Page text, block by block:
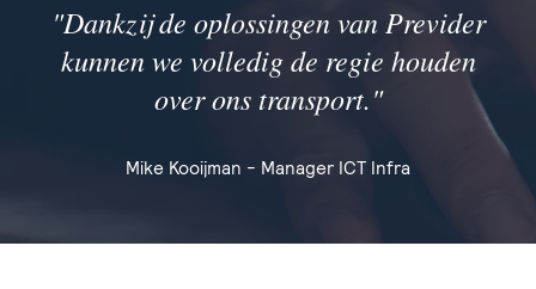
"Dankzij de oplossingen van Previder
kunnen we volledig de regie houden
over ons transport."
Mike Kooijman - Manager ICT Infra